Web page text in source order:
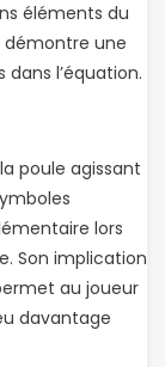
éléments du
démontre une
l’équation.
poule agissant
lors
Son implication
au joueur
davantage